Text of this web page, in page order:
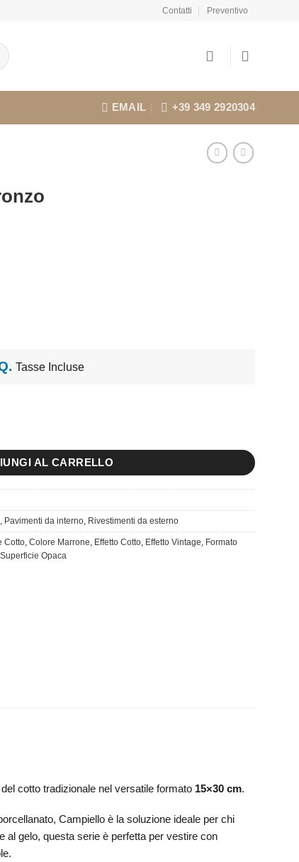
Contatti Preventivo
EMAIL +39 349 2920304
Tasse Incluse
AL CARRELLO
, Pavimenti da interno, Rivestimenti da esterno
Cotto, Colore Marrone, Effetto Cotto, Effetto Vintage, Formato
Superficie Opaca
cotto tradizionale nel versatile formato 15×30 cm.
Campiello è la soluzione ideale per chi
al gelo, questa serie è perfetta per vestire con